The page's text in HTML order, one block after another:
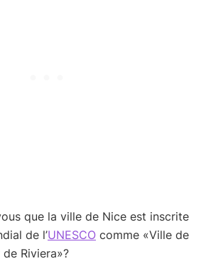
que la ville de Nice est inscrite
de l’UNESCO comme «Ville de
Riviera»?